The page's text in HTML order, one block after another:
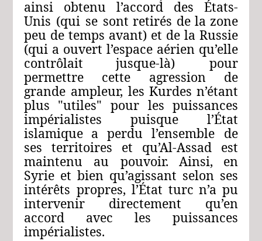
ainsi
obtenu l’accord des
États-
Unis (qui se sont retirés de la zone
peu de temps avant) et de la Russie
(qui a ouvert l’espace aérien qu’elle
contrôlait
jusque-là)
pour
permettre
cette agression
de
grande ampleur, les Kurdes n’étant
plus "utiles" pour les puissances
impérialistes
puisque
l’État
islamique a perdu l’ensemble de
ses territoires et qu’Al-Assad est
maintenu
au pouvoir. Ainsi,
en
Syrie et bien qu’agissant selon ses
intérêts propres, l’État turc n’a pu
intervenir
directement
qu’en
accord avec
les
puissances
impérialistes.